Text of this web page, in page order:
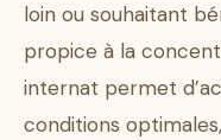
loin ou souhaitant
propice à la
internat permet
conditions